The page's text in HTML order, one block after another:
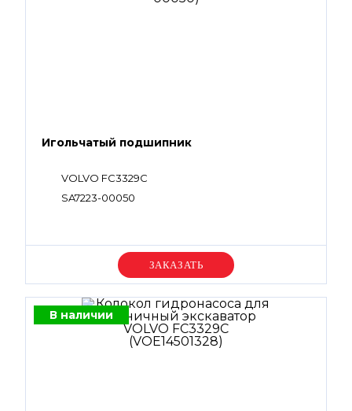
Игольчатый подшипник
VOLVO FC3329C
SA7223-00050
Уточняйте цену
В наличии